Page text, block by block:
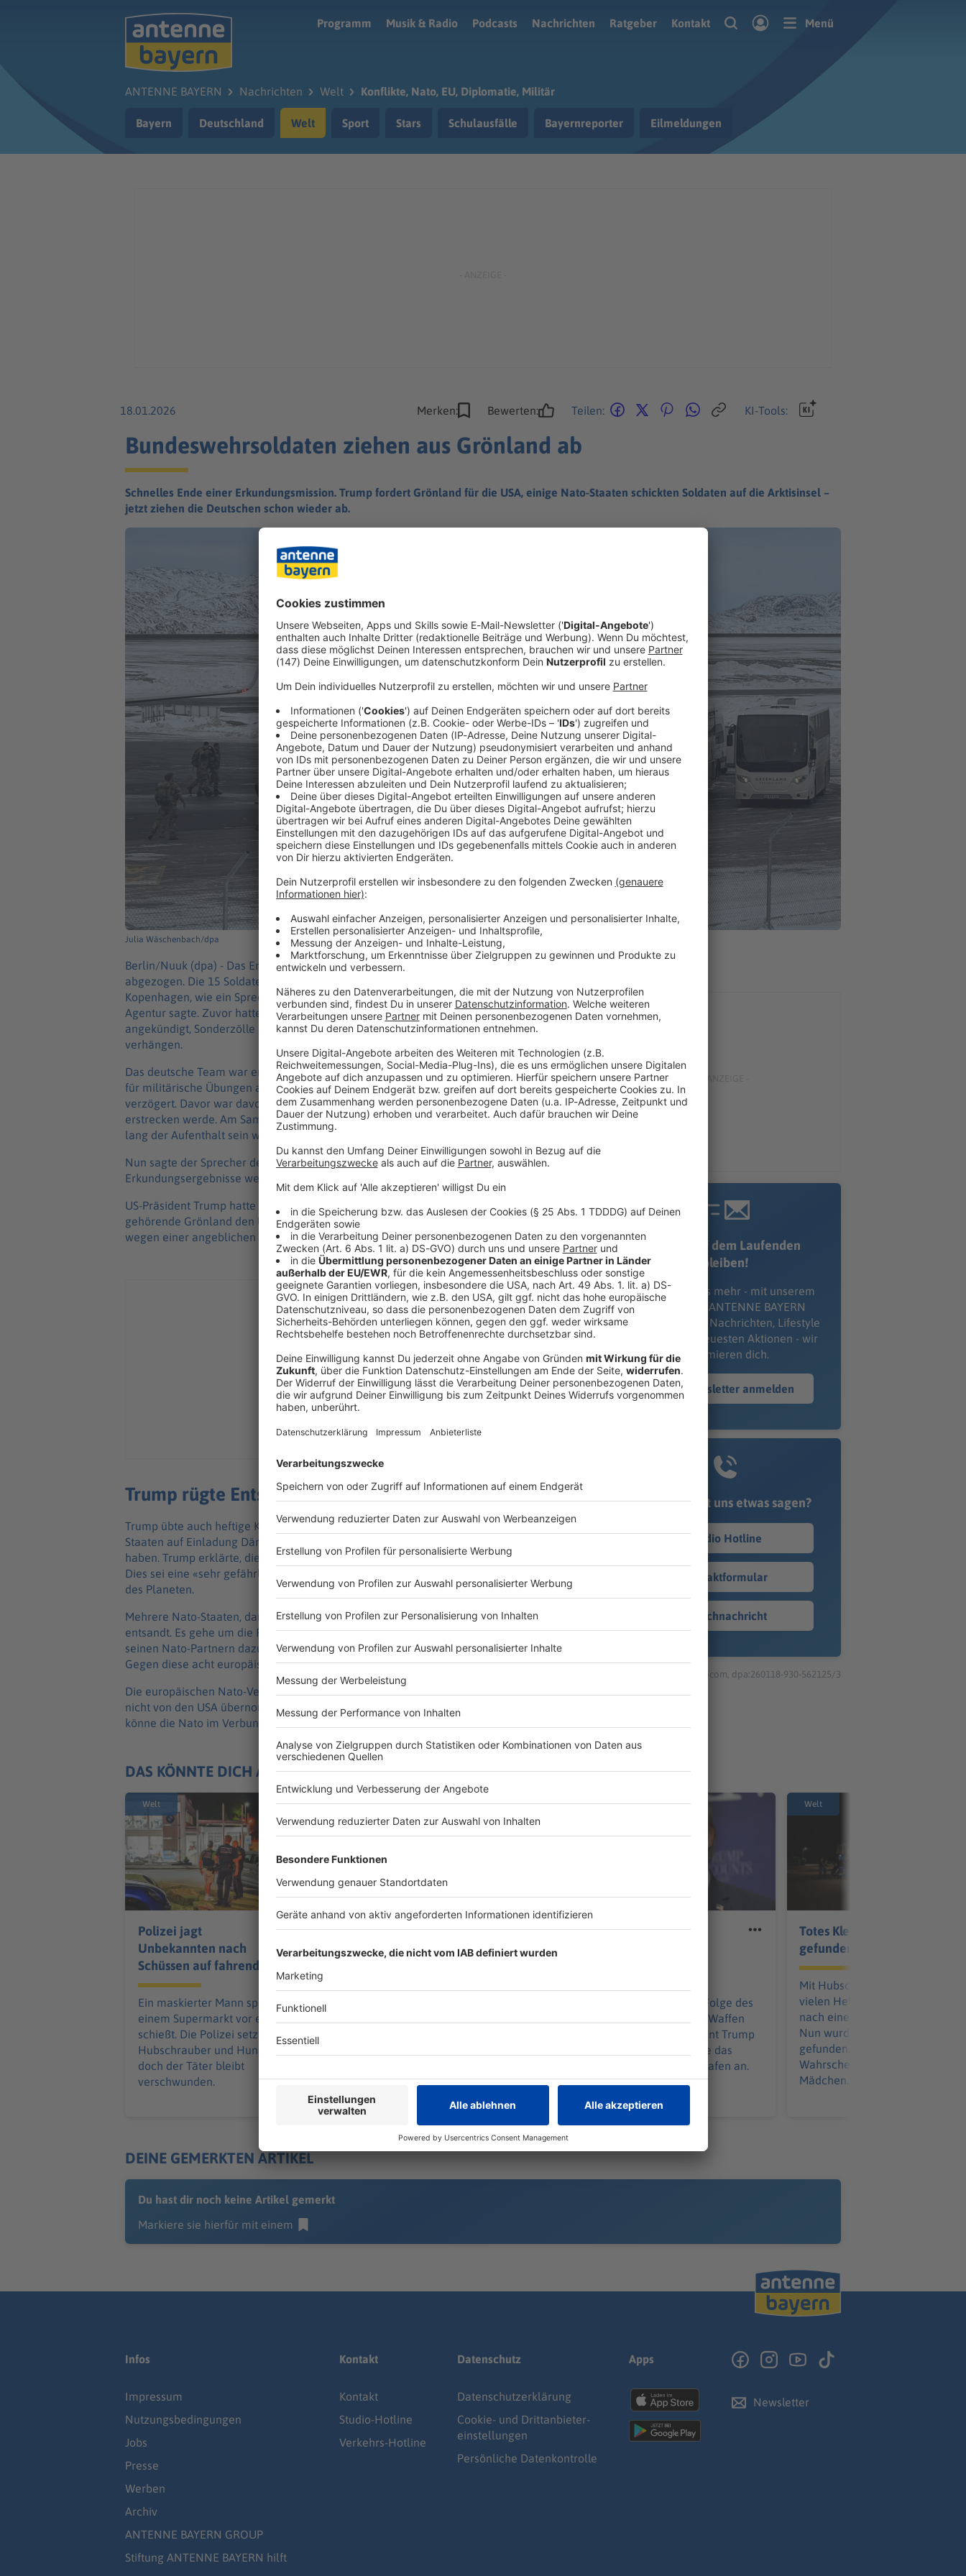
Programm
Musik & Radio Podcasts Nachrichten Ratgeber Kontakt Menü
ANTENNE BAYERN Nachrichten Welt Konflikte, Nato, EU, Diplomatie, Militär
Bayern Deutschland Welt Sport Stars Schulausfälle Bayernreporter Eilmeldungen
18.01.2026 Merken: Bewerten: Teilen: KI-Tools:
Bundeswehrsoldaten ziehen aus Grönland ab
Schnelles Ende einer Erkundungsmission. Trump fordert Grönland für die USA, einige Nato-Staaten schickten Soldaten auf die Arktisinsel –
jetzt ziehen die Deutschen schon wieder ab.
Julia Wäschenbach/dpa
Berlin/Nuuk (dpa) - Das Erkundungsteam der Bundeswehr ist aus Grönland wieder
abgezogen. Die 15 Soldaten verließen die Arktisinsel mit einem Zivilflugzeug in Richtung
Kopenhagen, wie ein Sprecher des Operativen Führungskommandos der Deutschen Presse-
Agentur sagte. Zuvor hatte «Bild» berichtet. US-Präsident Donald Trump hatte am Samstag
angekündigt, Sonderzölle gegen acht an der Erkundungsmission beteiligte Länder zu
verhängen.
Das deutsche Team war erst seit Freitagabend deutscher Zeit in Nuuk, um die Bedingungen
für militärische Übungen auszukundschaften. Die Ankunft hatte sich um einen Tag
verzögert. Davor war davon die Rede gewesen, dass sich der Einsatz über drei Tage
erstrecken werde. Am Samstagabend hatte es dann geheißen, es sei nicht absehbar, wie
lang der Aufenthalt sein werde.
Nun sagte der Sprecher des Führungskommandos, das Team habe den Auftrag erfüllt. «Die
Erkundungsergebnisse werden in den kommenden Tagen ausgewertet.»
US-Präsident Trump hatte am Samstag erneut ultimativ darauf gepocht, das zu Dänemark
gehörende Grönland den USA einzuverleiben. Er begründet dies mit Sicherheitsbedenken
wegen einer angeblichen Bedrohung durch China und Russland in der Region.
Trump rügte Entsendung der Soldaten
Trump übte auch heftige Kritik daran, dass Deutschland und andere europäische Nato-
Staaten auf Einladung Dänemarks einige Soldaten für die Erkundungsmission geschickt
haben. Trump erklärte, die Soldaten der Verbündeten seien dort «für unbekannte Zwecke».
Dies sei eine «sehr gefährliche Situation» für die Sicherheit, den Schutz und das Überleben
des Planeten.
Mehrere Nato-Staaten, darunter Deutschland und Frankreich, hatten Soldaten auf die Insel
entsandt. Es gehe um die Frage, ob die Arktis sicher sei und inwiefern Deutschland mit
seinen Nato-Partnern dazu beitragen könne, hieß es dazu aus Verteidigungsministerium.
Gegen diese acht europäischen Staaten kündigte Trump zusätzliche Zölle an.
Die europäischen Nato-Verbündeten sind anders als Trump der Meinung, dass Grönland
nicht von den USA übernommen werden müsse, um die Arktis zu schützen. Sondern dies
könne die Nato im Verbund übernehmen.
Immer auf dem Laufenden
bleiben!
Verpass' nichts mehr - mit unserem
kostenlosen ANTENNE BAYERN
Newsletter. Ob Nachrichten, Lifestyle
oder unsere neuesten Aktionen - wir
informieren dich.
Zum Newsletter anmelden
Du möchtest uns etwas sagen?
Studio Hotline
Kontaktformular
Sprachnachricht
© dpa-infocom, dpa:260118-930-562125/3
DAS KÖNNTE DICH AUCH INTERESSIEREN
Welt
Polizei jagt
Unbekannten nach
Schüssen auf fahrendes
Auto
Ein maskierter Mann springt nahe
einem Supermarkt vor ein Auto und
schießt. Die Polizei setzt
Hubschrauber und Hunde ein –
doch der Täter bleibt
verschwunden.
Welt
19 Prozent auf alles? Ifo-
Chef für höhere
Mehrwertsteuer und im Gegenzug
manche entlasten.
Welt
Trump tritt Berichten
Gibt es im US-Militär als Folge des
Iran-Kriegs Engpässe bei Waffen
und Munition? US-Präsident Trump
droht zumindest allen, die das
verbreiten, jetzt lange Strafen an.
Welt
Totes Kleinkind in Preetz
gefunden
Mit Hubschrauber, Drohnen und
vielen Helfern suchte die Polizei
nach einer vermissten
Nun wurde ein totes Kleinkind
gefunden. Es ist mit hoher
Wahrscheinlichkeit das kleine
Mädchen.
DEINE GEMERKTEN ARTIKEL
Du hast dir noch keine Artikel gemerkt
Markiere sie hierfür mit einem
Infos
Impressum
Nutzungsbedingungen
Jobs
Presse
Werben
Archiv
ANTENNE BAYERN GROUP
Stiftung ANTENNE BAYERN hilft
Kontakt
Kontakt
Studio-Hotline
Verkehrs-Hotline
Datenschutz
Datenschutz­erklärung
Cookie- und Drittanbieter-
einstellungen
Persönliche Datenkontrolle
Apps
Newsletter